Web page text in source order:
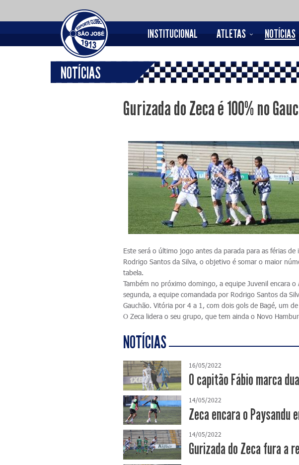
INSTITUCIONAL ATLETAS NOTÍCIAS
NOTÍCIAS
Gurizada do Zeca é 100% no
Este será o último jogo antes da parada para as férias
Rodrigo Santos da Silva, o objetivo é somar o maior
tabela.
Também no próximo domingo, a equipe Juvenil encara
segunda, a equipe comandada por Rodrigo Santos da
Gauchão. Vitória por 4 a 1, com dois gols de Bagé, um
O Zeca lidera o seu grupo, que tem ainda o Novo
NOTÍCIAS
16/05/2022
O capitão Fábio marca
14/05/2022
Zeca encara o Paysandu
14/05/2022
Gurizada do Zeca fura a